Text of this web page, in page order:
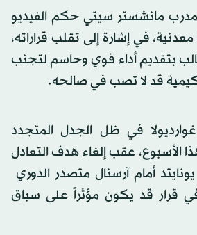
مدرب مانشستر سيتي حكم الفيديو
في ​إشارة إلى تقلب قراراته،
بتقديم أداء قوي وحاسم لتجنب
قد لا تصب في صالحه.
في ظل الجدل المتجدد
الأسبوع، عقب إلغاء ‌هدف التعادل
أمام ​آرسنال ‌متصدر ⁠الدوري
⁠في قرار قد يكون مؤثراً على سباق